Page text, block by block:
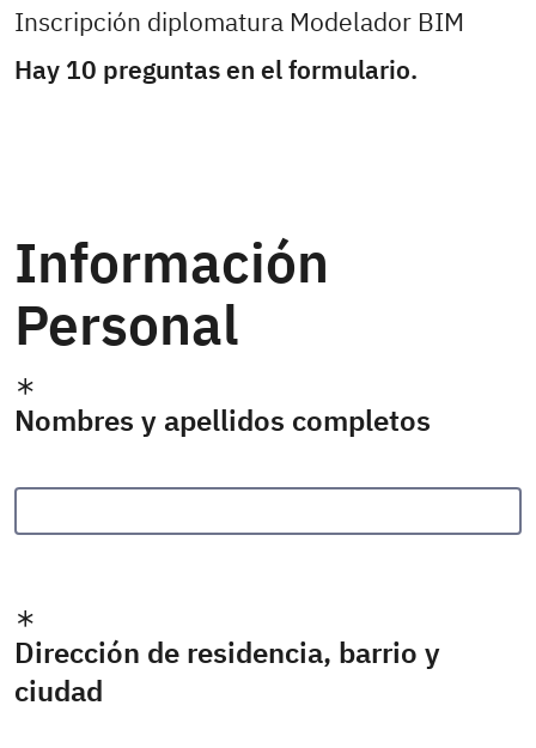
Inscripción diplomatura Modelador BIM
Hay 10 preguntas en el formulario.
Información
Personal
Nombres y apellidos completos
Dirección de residencia, barrio y
ciudad